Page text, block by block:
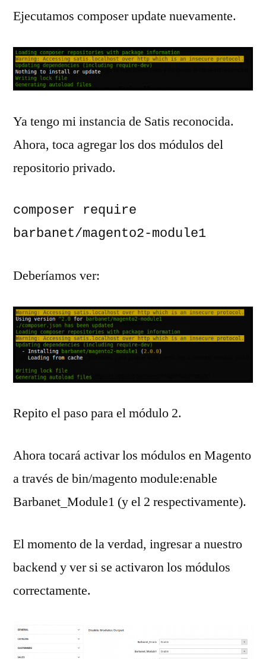
Ejecutamos composer update nuevamente.
Ya tengo mi instancia de Satis reconocida.
Ahora, toca agregar los dos módulos del
repositorio privado.
composer require
barbanet/magento2-module1
Deberíamos ver:
Repito el paso para el módulo 2.
Ahora tocará activar los módulos en Magento
a través de bin/magento module:enable
Barbanet_Module1 (y el 2 respectivamente).
El momento de la verdad, ingresar a nuestro
backend y ver si se activaron los módulos
correctamente.